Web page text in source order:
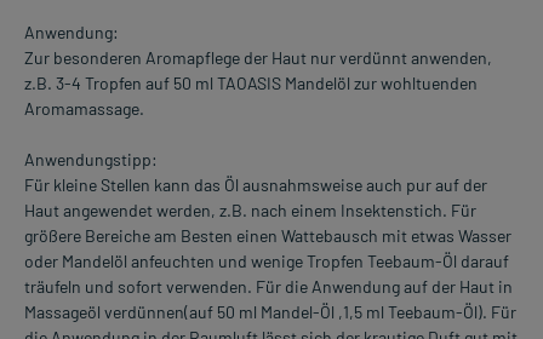
Anwendung:
Zur besonderen Aromapflege der Haut nur verdünnt anwenden,
z.B. 3-4 Tropfen auf 50 ml TAOASIS Mandelöl zur wohltuenden
Aromamassage.
Anwendungstipp:
Für kleine Stellen kann das Öl ausnahmsweise auch pur auf der
Haut angewendet werden, z.B. nach einem Insektenstich. Für
größere Bereiche am Besten einen Wattebausch mit etwas Wasser
oder Mandelöl anfeuchten und wenige Tropfen Teebaum-Öl darauf
träufeln und sofort verwenden. Für die Anwendung auf der Haut in
Massageöl verdünnen(auf 50 ml Mandel-Öl ,1,5 ml Teebaum-Öl). Für